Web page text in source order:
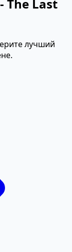
The Last
лучший